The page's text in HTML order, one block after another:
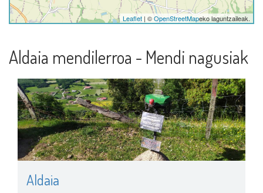
Leaflet | ©OpenStreetMapeko laguntzaileak.
Aldaia mendilerroa - Mendi nagusiak
Aldaia